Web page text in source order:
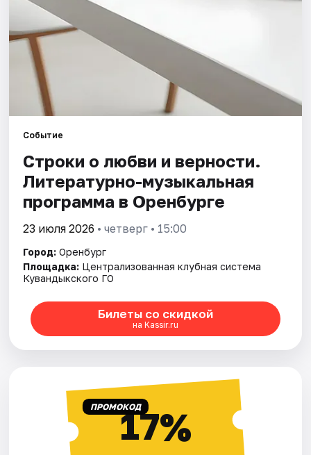
Событие
Строки о любви и верности.
Литературно-музыкальная
программа в Оренбурге
23 июля 2026 • четверг • 15:00
Город: Оренбург
Площадка: Централизованная клубная система
Кувандыкского ГО
Билеты со скидкой
на Kassir.ru
ПРОМОКОД17%